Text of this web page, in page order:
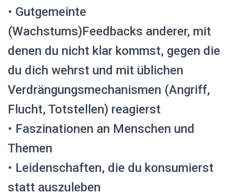
• Gutgemeinte
(Wachstums)Feedbacks anderer, mit
denen du nicht klar kommst, gegen die
du dich wehrst und mit üblichen
Verdrängungsmechanismen (Angriff,
Flucht, Totstellen) reagierst
• Faszinationen an Menschen und
Themen
• Leidenschaften, die du konsumierst
statt auszuleben